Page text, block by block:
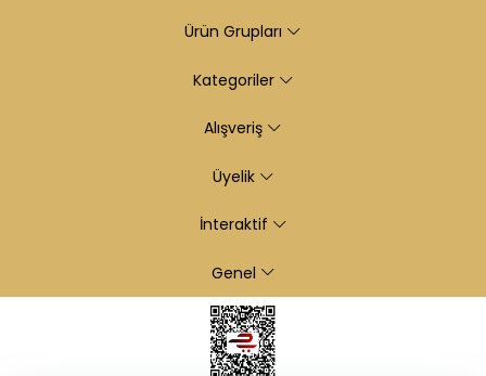
Ürün Grupları
Kategoriler
Alışveriş
Üyelik
İnteraktif
Genel